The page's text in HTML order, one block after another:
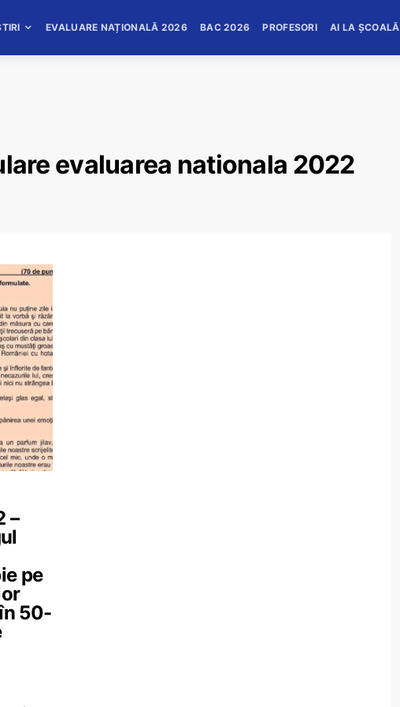
EVALUARE NAȚIONALĂ 2026 BAC 2026 PROFESORI AI LA ȘCOALĂ
evaluarea nationala 2022
–
pe
50-